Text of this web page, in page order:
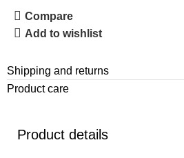
Compare
Add to wishlist
Shipping and returns
Product care
Product details